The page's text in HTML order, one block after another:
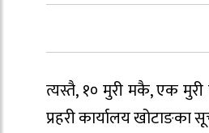
त्यस्तै, १० मुरी मकै, एक
प्रहरी कार्यालय